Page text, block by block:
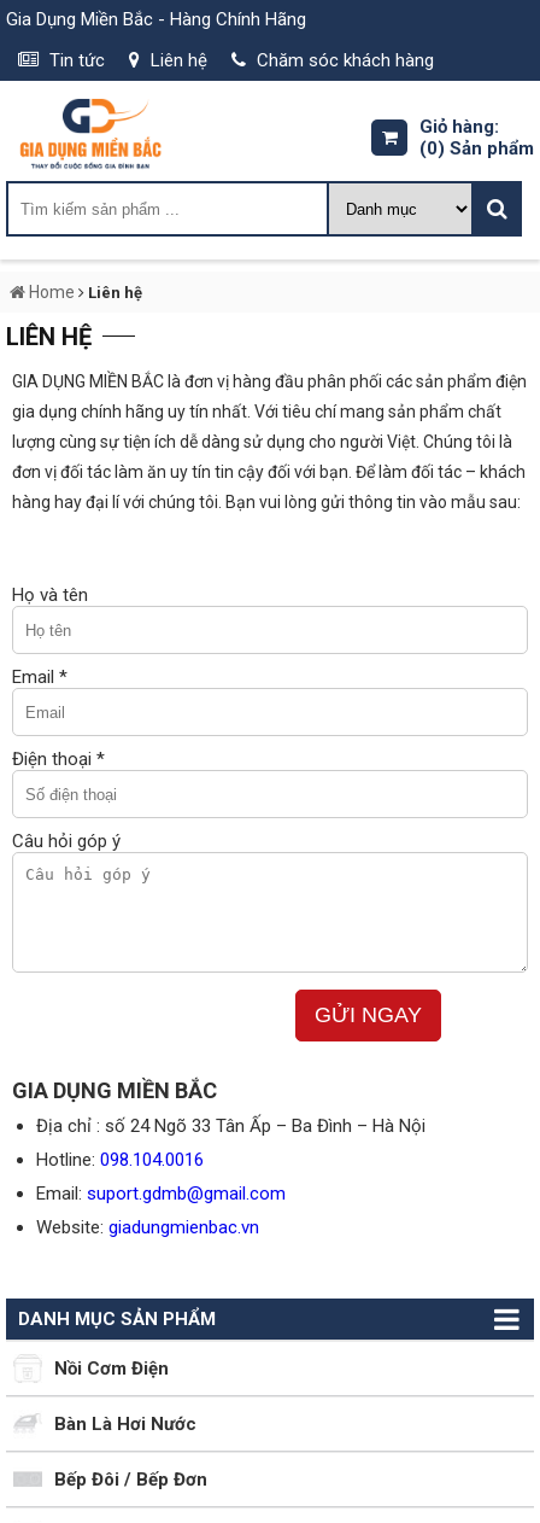
Gia Dụng Miền Bắc - Hàng Chính Hãng
Tin tức
Liên hệ Chăm sóc khách hàng
Giỏ hàng:
(0) Sản phẩm
Home Liên hệ
LIÊN HỆ
GIA DỤNG MIỀN BẮC là đơn vị hàng đầu phân phối các sản phẩm điện
gia dụng chính hãng uy tín nhất. Với tiêu chí mang sản phẩm chất
lượng cùng sự tiện ích dễ dàng sử dụng cho người Việt. Chúng tôi là
đơn vị đối tác làm ăn uy tín tin cậy đối với bạn. Để làm đối tác – khách
hàng hay đại lí với chúng tôi. Bạn vui lòng gửi thông tin vào mẫu sau:
Họ và tên
Email *
Điện thoại *
Câu hỏi góp ý
GIA DỤNG MIỀN BẮC
Địa chỉ : số 24 Ngõ 33 Tân Ấp – Ba Đình – Hà Nội
Hotline: 098.104.0016
Email: suport.gdmb@gmail.com
Website: giadungmienbac.vn
DANH MỤC SẢN PHẨM
Nồi Cơm Điện
Bàn Là Hơi Nước
Bếp Đôi / Bếp Đơn